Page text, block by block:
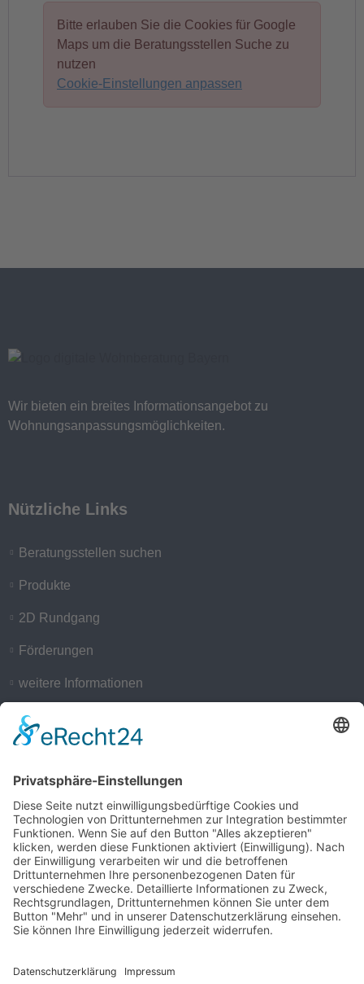
Bitte erlauben Sie die Cookies für Google
Maps um die Beratungsstellen Suche zu
nutzen
Cookie-Einstellungen anpassen
Wir bieten ein breites Informationsangebot zu
Wohnungsanpassungsmöglichkeiten.
Nützliche Links
Beratungsstellen suchen
Produkte
2D Rundgang
Förderungen
weitere Informationen